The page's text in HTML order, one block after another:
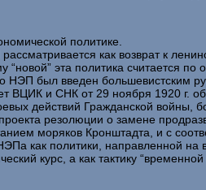
политике.
как возврат к
“новой” эта политика считается
НЭП был введен большевистским
ВЦИК и СНК от 29 ноября 1920 г.
действий Гражданской войны,
резолюции о замене
моряков Кронштадта, и с
как политики, направленной
курс, а как тактику